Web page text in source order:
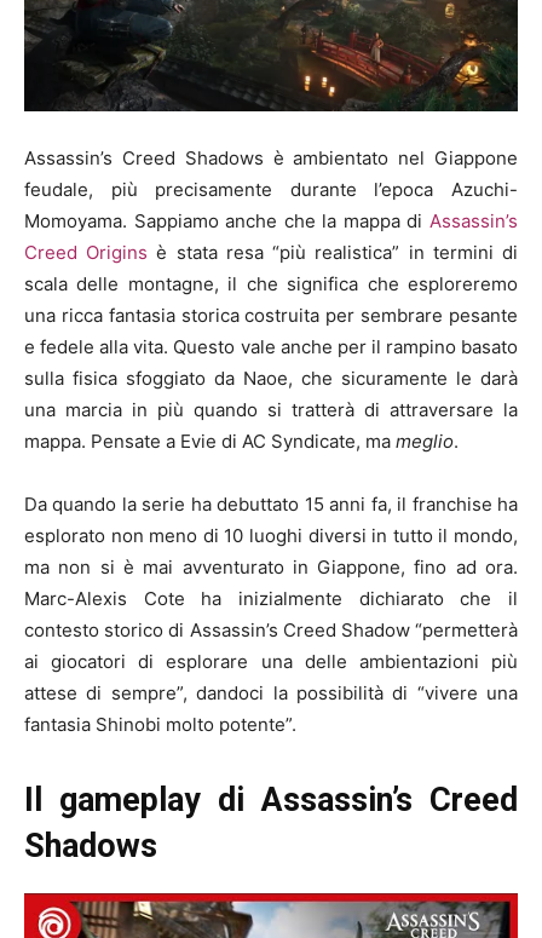
Assassin’s Creed Shadows è ambientato nel Giappone
feudale, più precisamente durante l’epoca Azuchi-
Momoyama. Sappiamo anche che la mappa di Assassin’s
Creed Origins è stata resa “più realistica” in termini di
scala delle montagne, il che significa che esploreremo
una ricca fantasia storica costruita per sembrare pesante
e fedele alla vita. Questo vale anche per il rampino basato
sulla fisica sfoggiato da Naoe, che sicuramente le darà
una marcia in più quando si tratterà di attraversare la
mappa. Pensate a Evie di AC Syndicate, ma meglio.
Da quando la serie ha debuttato 15 anni fa, il franchise ha
esplorato non meno di 10 luoghi diversi in tutto il mondo,
ma non si è mai avventurato in Giappone, fino ad ora.
Marc-Alexis Cote ha inizialmente dichiarato che il
contesto storico di Assassin’s Creed Shadow “permetterà
ai giocatori di esplorare una delle ambientazioni più
attese di sempre”, dandoci la possibilità di “vivere una
fantasia Shinobi molto potente”.
Il gameplay di Assassin’s Creed
Shadows